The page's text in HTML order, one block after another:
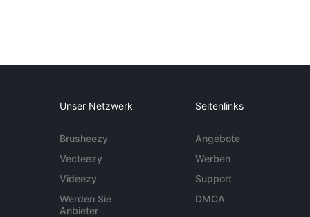
Unser Netzwerk
Brusheezy
Vecteezy
Videezy
Werden Sie
Anbieter
Seitenlinks
Angebote
Werben
Support
DMCA